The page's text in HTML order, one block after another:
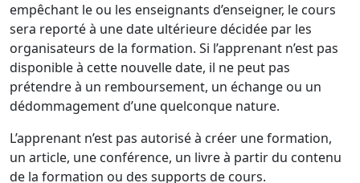
empêchant le ou les enseignants d’enseigner, le cours
sera reporté à une date ultérieure décidée par les
organisateurs de la formation. Si l’apprenant n’est pas
disponible à cette nouvelle date, il ne peut pas
prétendre à un remboursement, un échange ou un
dédommagement d’une quelconque nature.
L’apprenant n’est pas autorisé à créer une formation,
un article, une conférence, un livre à partir du contenu
de la formation ou des supports de cours.